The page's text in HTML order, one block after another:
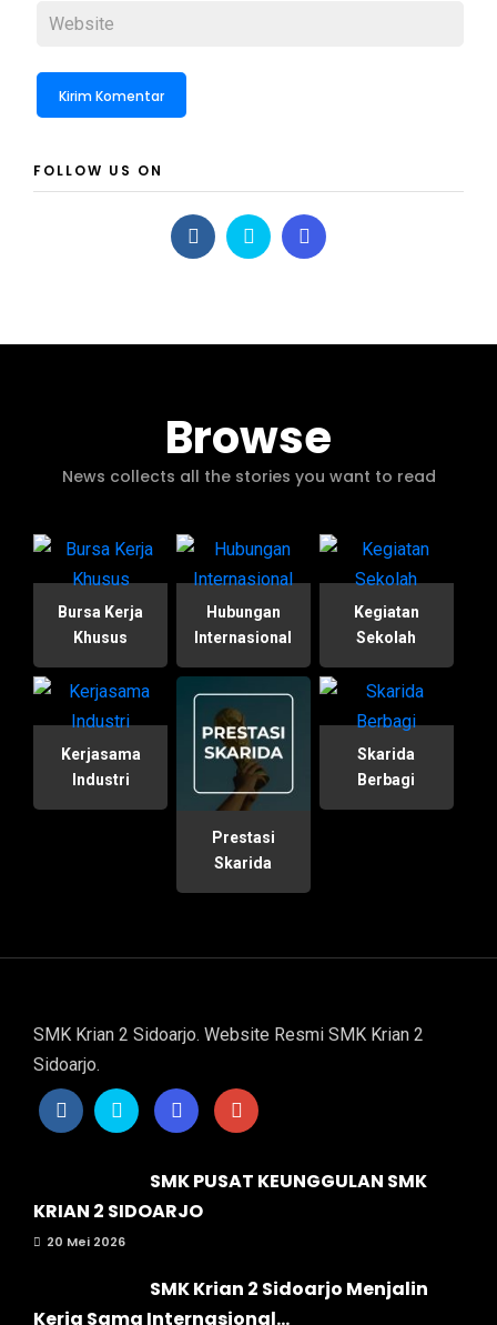
FOLLOW US ON
Browse
News collects all the stories you want to read
Bursa Kerja
Khusus
Hubungan
Internasional
Kegiatan
Sekolah
Kerjasama
Industri
Prestasi
Skarida
Skarida
Berbagi
SMK Krian 2 Sidoarjo. Website Resmi SMK Krian 2
Sidoarjo.
SMK PUSAT KEUNGGULAN SMK
KRIAN 2 SIDOARJO
20 Mei 2026
SMK Krian 2 Sidoarjo Menjalin
Kerja Sama Internasional...